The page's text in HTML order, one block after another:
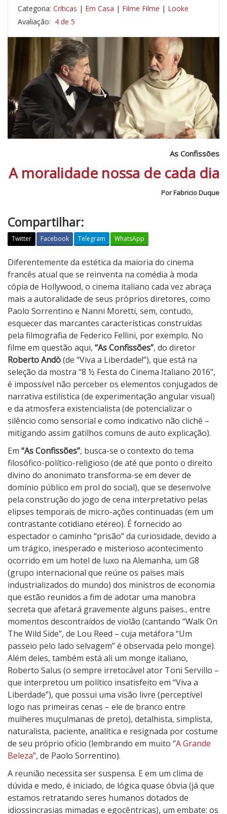
Categoria: Críticas | Em Casa | Filme Filme | Looke
Avaliação: 4 de 5
As Confissões
A moralidade nossa de cada dia
Por Fabricio Duque
Compartilhar:
Twitter Facebook Telegram WhatsApp
A
s
C
o
n
f
i
s
s
õ
e
s
Diferentemente da estética da maioria do cinema
francês atual que se reinventa na comédia à moda
cópia de Hollywood, o cinema italiano cada vez abraça
mais a autoralidade de seus próprios diretores, como
Paolo Sorrentino e Nanni Moretti, sem, contudo,
esquecer das marcantes características construídas
pela filmografia de Federico Fellini, por exemplo. No
filme em questão aqui, “As Confissões”, do diretor
Roberto Andò(de “Viva a Liberdade!”), que está na
seleção da mostra “8 ½ Festa do Cinema Italiano 2016”,
é impossível não perceber os elementos conjugados de
narrativa estilística (de experimentação angular visual)
e da atmosfera existencialista (de potencializar o
silêncio como sensorial e como indicativo não clichê –
mitigando assim gatilhos comuns de auto explicação).
Em “As Confissões”, busca-se o contexto do tema
filosófico-político-religioso (de até que ponto o direito
divino do anonimato transforma-se em dever de
domínio público em prol do social), que se desenvolve
pela construção do jogo de cena interpretativo pelas
elipses temporais de micro-ações continuadas (em um
contrastante cotidiano etéreo). É fornecido ao
espectador o caminho “prisão” da curiosidade, devido a
um trágico, inesperado e misterioso acontecimento
ocorrido em um hotel de luxo na Alemanha, um G8
(grupo internacional que reúne os países mais
industrializados do mundo) dos ministros de economia
que estão reunidos a fim de adotar uma manobra
secreta que afetará gravemente alguns países., entre
momentos descontraídos de violão (cantando “Walk On
The Wild Side”, de Lou Reed – cuja metáfora “Um
passeio pelo lado selvagem” é observada pelo monge).
Além deles, também está ali um monge italiano,
Roberto Salus (o sempre irretocável ator Toni Servillo –
que interpretou um político insatisfeito em “Viva a
Liberdade”), que possui uma visão livre (perceptível
logo nas primeiras cenas – ele de branco entre
mulheres muçulmanas de preto), detalhista, simplista,
naturalista, paciente, analítica e resignada por costume
de seu próprio ofício (lembrando em muito “A Grande
Beleza”, de Paolo Sorrentino).
A reunião necessita ser suspensa. E em um clima de
dúvida e medo, é iniciado, de lógica quase óbvia (já que
estamos retratando seres humanos dotados de
idiossincrasias mimadas e egocêntricas), um embate: os